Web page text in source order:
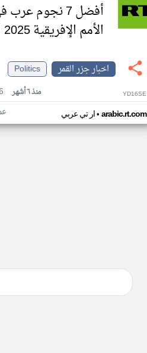
أفضل 7 نجوم
الأمم الإفريقية 2025
اخبار جزر القمر
Politics
منذ ٦ أشهر YD16SE
ار تي عربي• arabic.rt.com